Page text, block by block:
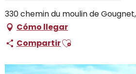
330 chemin du moulin de
Cómo llegar
CompartirAjouter aux favoris